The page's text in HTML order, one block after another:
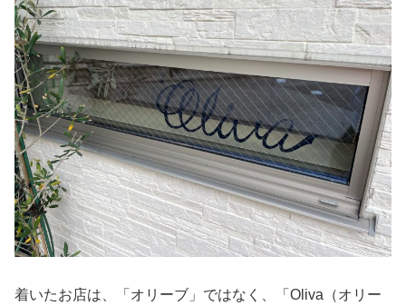
着いたお店は、「オリーブ」ではなく、「Oliva（オリー